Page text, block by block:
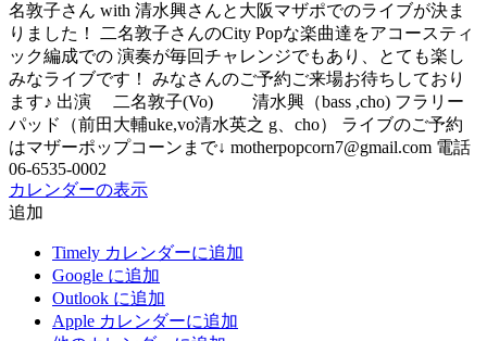
名敦子さん with 清水興さんと大阪マザポでのライブが決ま
りました！ 二名敦子さんのCity Popな楽曲達をアコースティ
ック編成での 演奏が毎回チャレンジでもあり、とても楽し
みなライブです！ みなさんのご予約ご来場お待ちしており
ます♪ 出演 二名敦子(Vo) 清水興（bass ,cho) フラリー
パッド（前田大輔uke,vo清水英之 g、cho） ライブのご予約
はマザーポップコーンまで↓ motherpopcorn7@gmail.com 電話
06-6535-0002
カレンダーの表示
追加
Timely カレンダーに追加
Google に追加
Outlook に追加
Apple カレンダーに追加